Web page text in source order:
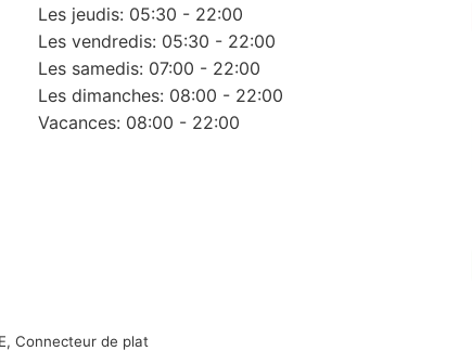
Les jeudis: 05:30 - 22:00
Les vendredis: 05:30 - 22:00
Les samedis: 07:00 - 22:00
Les dimanches: 08:00 - 22:00
Vacances: 08:00 - 22:00
Connecteur de plat